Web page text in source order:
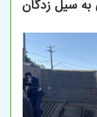
به سیل زدگان